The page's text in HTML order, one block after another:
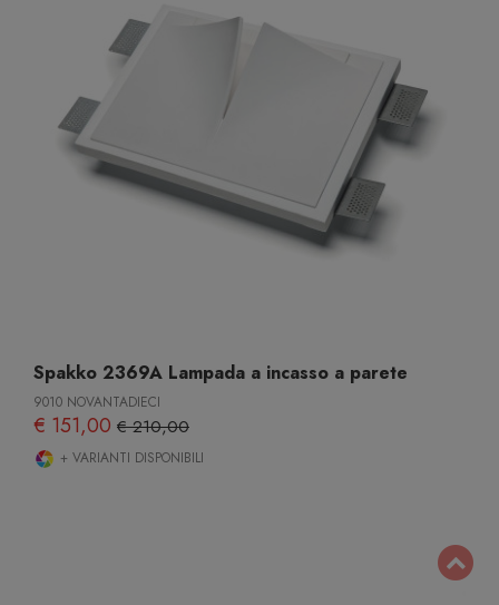
Spakko 2369A Lampada a incasso a parete
9010 NOVANTADIECI
€ 151,00 € 210,00
+ VARIANTI DISPONIBILI